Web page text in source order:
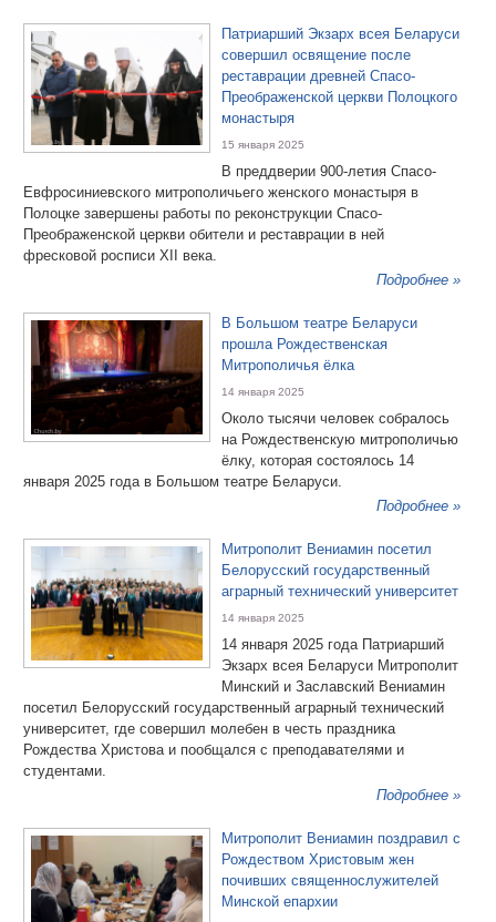
Патриарший Экзарх всея Беларуси
совершил освящение после
реставрации древней Спасо-
Преображенской церкви Полоцкого
монастыря
15 января 2025
В преддверии 900-летия Спасо-
Евфросиниевского митрополичьего женского монастыря в
Полоцке завершены работы по реконструкции Спасо-
Преображенской церкви обители и реставрации в ней
фресковой росписи XII века.
Подробнее »
В Большом театре Беларуси
прошла Рождественская
Митрополичья ёлка
14 января 2025
Около тысячи человек собралось
на Рождественскую митрополичью
ёлку, которая состоялось 14
января 2025 года в Большом театре Беларуси.
Подробнее »
Митрополит Вениамин посетил
Белорусский государственный
аграрный технический университет
14 января 2025
14 января 2025 года Патриарший
Экзарх всея Беларуси Митрополит
Минский и Заславский Вениамин
посетил Белорусский государственный аграрный технический
университет, где совершил молебен в честь праздника
Рождества Христова и пообщался с преподавателями и
студентами.
Подробнее »
Митрополит Вениамин поздравил с
Рождеством Христовым жен
почивших священнослужителей
Минской епархии